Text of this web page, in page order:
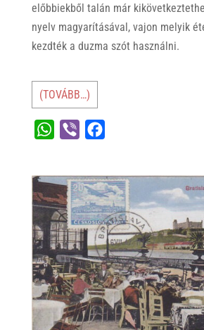
előbbiekből talán már
nyelv magyarításával, vajon melyik
kezdték a duzma szót használni.
(TOVÁBB…)
t
s
A
p
p
e
r
e
b
o
o
k